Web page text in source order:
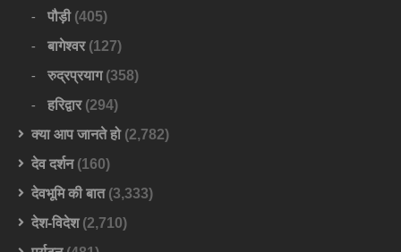
पौड़ी(405)
बागेश्वर(127)
रुद्रप्रयाग(358)
हरिद्वार(294)
क्या आप जानते हो(2,782)
देव दर्शन(160)
देवभूमि की बात(3,333)
देश-विदेश(2,710)